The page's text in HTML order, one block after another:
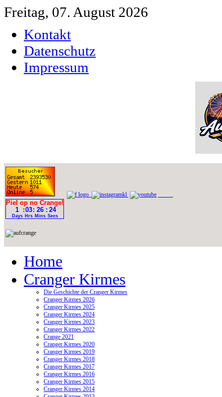
Freitag, 07. August 2026
Kontakt
Datenschutz
Impressum
Home
Cranger Kirmes
Die Geschichte der Cranger Kirmes
Cranger Kirmes 2026
Cranger Kirmes 2025
Cranger Kirmes 2024
Cranger Kirmes 2023
Cranger Kirmes 2022
Crange 2021
Cranger Kirmes 2020
Cranger Kirmes 2019
Cranger Kirmes 2018
Cranger Kirmes 2017
Cranger Kirmes 2016
Cranger Kirmes 2015
Cranger Kirmes 2014